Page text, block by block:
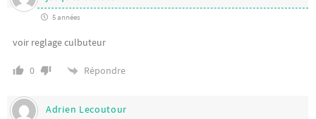
5 années
voir reglage culbuteur
0 Répondre
Adrien Lecoutour